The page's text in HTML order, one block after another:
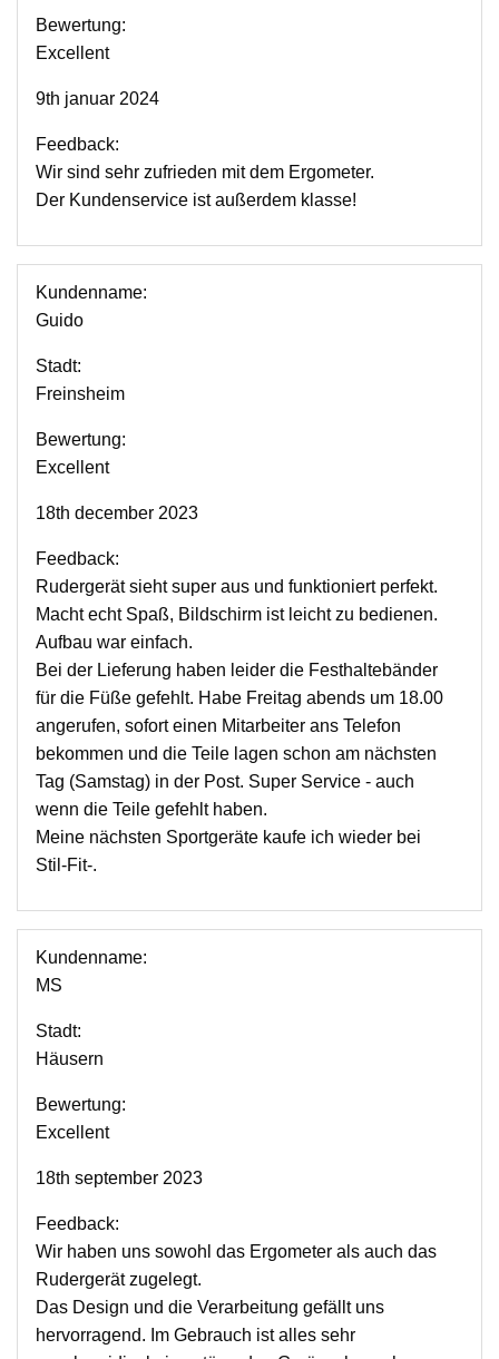
Bewertung:
Excellent
9th januar 2024
Feedback:
Wir sind sehr zufrieden mit dem Ergometer.
Der Kundenservice ist außerdem klasse!
Kundenname:
Guido
Stadt:
Freinsheim
Bewertung:
Excellent
18th december 2023
Feedback:
Rudergerät sieht super aus und funktioniert perfekt.
Macht echt Spaß, Bildschirm ist leicht zu bedienen.
Aufbau war einfach.
Bei der Lieferung haben leider die Festhaltebänder
für die Füße gefehlt. Habe Freitag abends um 18.00
angerufen, sofort einen Mitarbeiter ans Telefon
bekommen und die Teile lagen schon am nächsten
Tag (Samstag) in der Post. Super Service - auch
wenn die Teile gefehlt haben.
Meine nächsten Sportgeräte kaufe ich wieder bei
Stil-Fit-.
Kundenname:
MS
Stadt:
Häusern
Bewertung:
Excellent
18th september 2023
Feedback:
Wir haben uns sowohl das Ergometer als auch das
Rudergerät zugelegt.
Das Design und die Verarbeitung gefällt uns
hervorragend. Im Gebrauch ist alles sehr